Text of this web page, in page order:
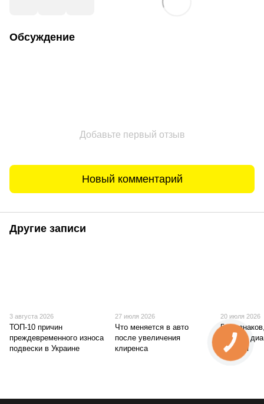
Обсуждение
Добавьте первый отзыв
Новый комментарий
Другие записи
3 августа 2026
ТОП-10 причин
преждевременного износа
подвески в Украине
27 июля 2026
Что меняется в авто
после увеличения
клиренса
20 июля 2026
5
требует
сегодня